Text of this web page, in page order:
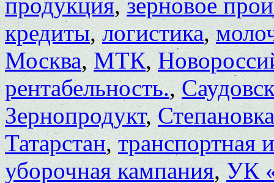
кредиты,логистика,
Москва,МТК,
рентабельность.,
Зернопродукт,Степановка
Татарстан,транспортная
уборочная кампания,УК